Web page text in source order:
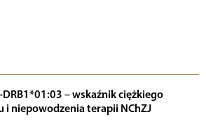
– wskaźnik ciężkiego
i niepowodzenia terapii NChZJ